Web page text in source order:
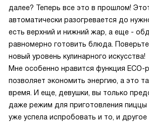
далее? Теперь все это в прошлом!
автоматически разогревается до
есть верхний и нижний жар, а еще -
равномерно готовить блюда.
новый уровень кулинарного искусства!
Мне особенно нравится функция ECO-
позволяет экономить энергию, а это
время. И еще, девушки, вы только
даже режим для приготовления пиццы
уже успела испробовать и то, и другое